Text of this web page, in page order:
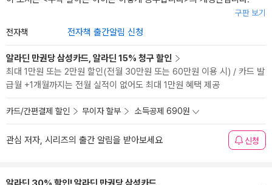
구판 보기
전자책 전자책 출간알림 신청
알라딘 만권당 삼성카드, 알라딘 15% 청구 할인
최대 1만원 또는 2만원 할인(전월 30만원 또는 60만원 이용 시) / 카드 발
급월 +1개월까지는 전월 실적이 없어도 최대 1만원 혜택 제공
카드/간편결제 할인 무이자 할부 소득공제 690원
관심 저자, 시리즈의 출간 알림을 받아보세요 신청